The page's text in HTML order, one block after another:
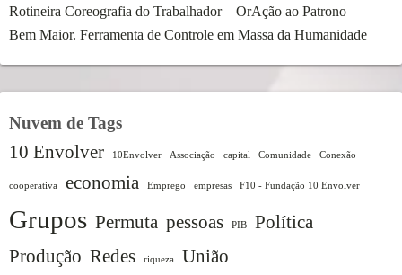
Rotineira Coreografia do Trabalhador – OrAção ao Patrono
Bem Maior. Ferramenta de Controle em Massa da Humanidade
Nuvem de Tags
10 Envolver 10Envolver Associação capital Comunidade Conexão
cooperativa economia Emprego empresas F10 - Fundação 10 Envolver
Grupos Permuta pessoas PIB
Política
Produção Redes riqueza União